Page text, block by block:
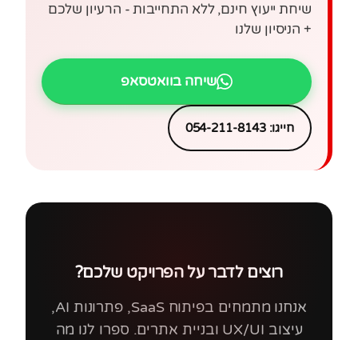
שיחת ייעוץ חינם, ללא התחייבות - הרעיון שלכם
+ הניסיון שלנו
שיחה בוואטסאפ
חייגו: 054-211-8143
רוצים לדבר על הפרויקט שלכם?
אנחנו מתמחים בפיתוח SaaS, פתרונות AI,
עיצוב UX/UI ובניית אתרים. ספרו לנו מה